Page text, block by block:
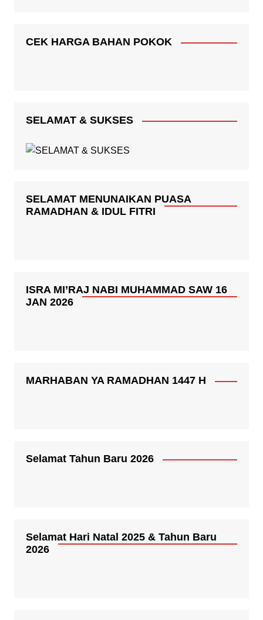
CEK HARGA BAHAN POKOK
SELAMAT & SUKSES
SELAMAT MENUNAIKAN PUASA
RAMADHAN & IDUL FITRI
ISRA MI’RAJ NABI MUHAMMAD SAW 16
JAN 2026
MARHABAN YA RAMADHAN 1447 H
Selamat Tahun Baru 2026
Selamat Hari Natal 2025 & Tahun Baru
2026